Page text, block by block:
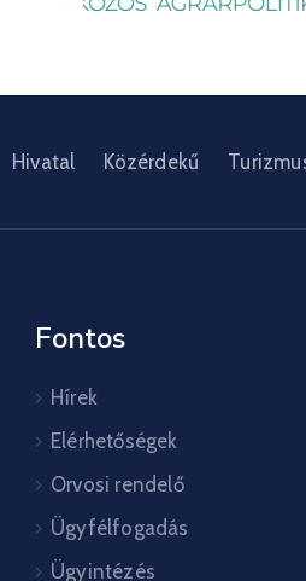
Hivatal Közérdekű
Fontos
Hírek
Elérhetőségek
Orvosi rendelő
Ügyfélfogadás
Ügyintézés